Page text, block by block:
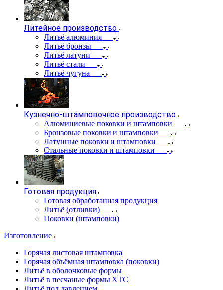
Литейное производство
Литьё алюминия
Литьё бронзы
Литьё латуни
Литьё стали
Литьё чугуна
Кузнечно-штамповочное производство
Алюминиевые поковки и штамповки
Бронзовые поковки и штамповки
Латунные поковки и штамповки
Стальные поковки и штамповки
Готовая продукция
Готовая обработанная продукция
Литьё (отливки)
Поковки (штамповки)
Изготовление
Горячая листовая штамповка
Горячая объёмная штамповка (поковки)
Литьё в оболочковые формы
Литьё в песчаные формы ХТС
Литьё под давлением